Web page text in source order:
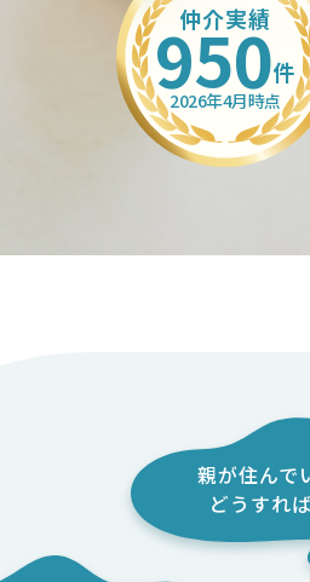
仲介実績
950件
2026年4月時点
親が住んで
どうすれ